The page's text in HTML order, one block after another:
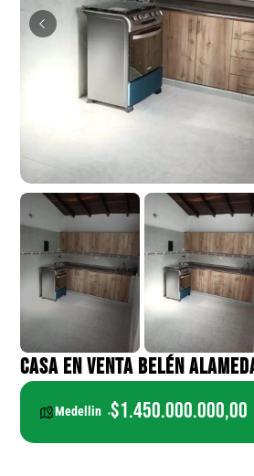
CASA EN VENTA BELÉN
Medellin $1.450.000.000,00